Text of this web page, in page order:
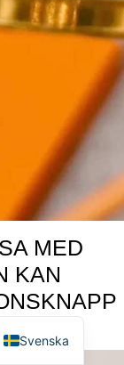
MED
KAN
Svenska
English